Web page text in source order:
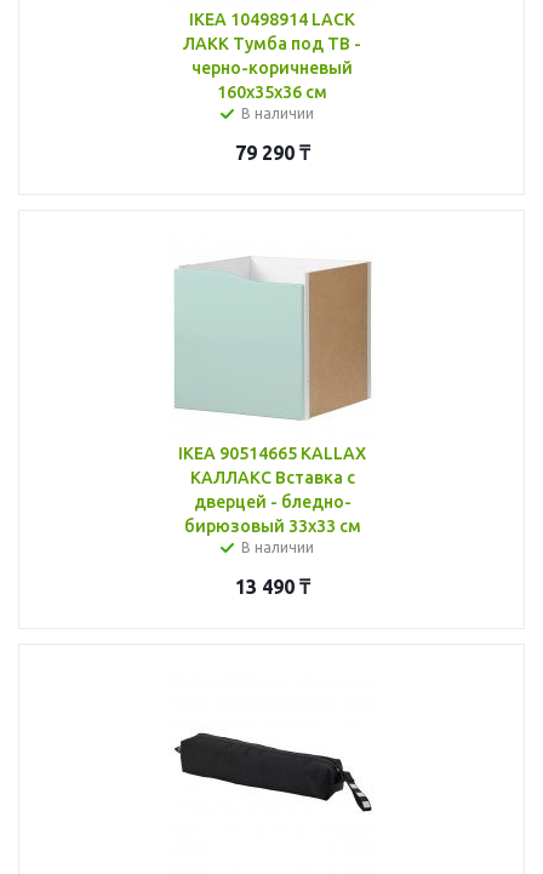
IKEA 10498914 LACK
ЛАКК Тумба под ТВ -
черно-коричневый
160x35x36 см
В наличии
79 290₸
IKEA 90514665 KALLAX
КАЛЛАКС Вставка с
дверцей - бледно-
бирюзовый 33x33 см
В наличии
13 490₸